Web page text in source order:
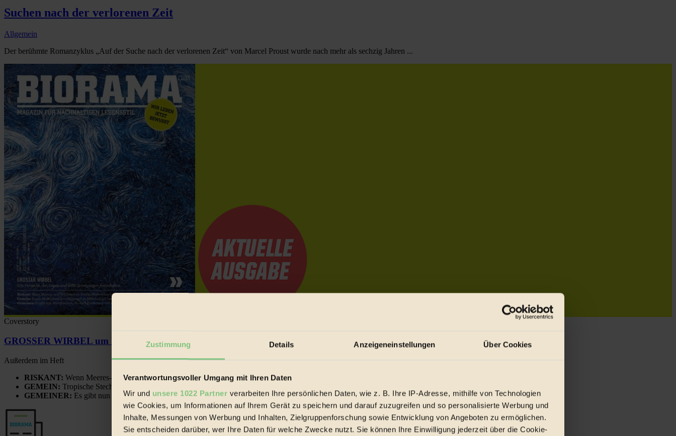
Zustimmung Details Anzeigeneinstellungen Über Cookies
Verantwortungsvoller Umgang mit Ihren Daten
Wir und unsere 1022 Partner verarbeiten Ihre persönlichen Daten, wie z. B. Ihre IP-Adresse, mithilfe von Technologien
wie Cookies, um Informationen auf Ihrem Gerät zu speichern und darauf zuzugreifen und so personalisierte Werbung und
Inhalte, Messungen von Werbung und Inhalten, Zielgruppenforschung sowie Entwicklung von Angeboten zu ermöglichen.
Sie entscheiden darüber, wer Ihre Daten für welche Zwecke nutzt. Sie können Ihre Einwilligung jederzeit über die Cookie-
Suchen nach der verlorenen Zeit
Allgemein
Der berühmte Romanzyklus „Auf der Suche nach der verlorenen Zeit“ von Marcel Proust wurde nach mehr als sechzig Jahren ...
Coverstory
GROSSER WIRBEL um Versuche, den Ozean und seine Bewegungen festzuhalten.
Außerdem im Heft
RISKANT: Wenn Meeres- und Wildvögel im Freilandhühnerbetrieb vorbeischauen.
GEMEIN: Tropische Stechmücken fühlen sich in Mitteleuropa inziwschen oft zu Hause.
GEMEINER: Es gibt nun Weinflaschen, die nach Entleerung voll wieder zu dir zurückkommen.